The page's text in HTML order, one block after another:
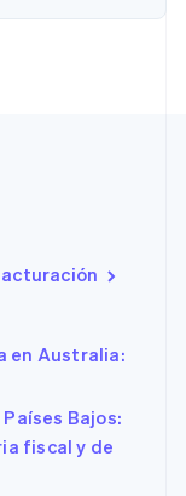
en Australia:
Bajos:
fiscal y de